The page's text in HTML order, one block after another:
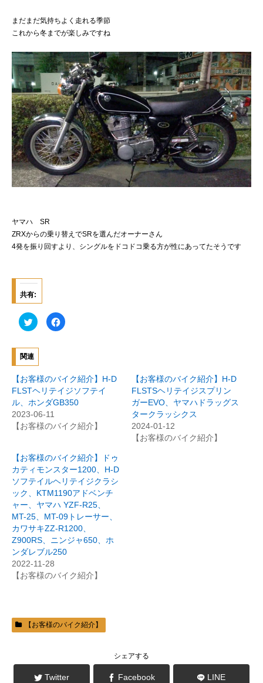
まだまだ気持ちよく走れる季節
これから冬までが楽しみですね
ヤマハ SR
ZRXからの乗り替えでSRを選んだオーナーさん
4発を振り回すより、シングルをドコドコ乗る方が性にあってたそうです
共有:
ク
リ
し
て
T
w
i
t
t
e
r
で
共
有
(
い
ウ
ィ
ン
ド
ウ
で
開
き
ま
す
)
F
a
で
共
有
す
る
ク
リ
し
て
く
だ
さ
い
(
新
し
い
ウ
ィ
ン
ド
ウ
き
ま
関連
【お客様のバイク紹介】H-D
FLSTヘリテイジソフテイ
ル、ホンダGB350
2023-06-11
【お客様のバイク紹介】
【お客様のバイク紹介】H-D
FLSTSヘリテイジスプリン
ガーEVO、ヤマハドラッグス
タークラッシクス
2024-01-12
【お客様のバイク紹介】
【お客様のバイク紹介】ドゥ
カティモンスター1200、H-D
ソフテイルヘリテイジクラシ
ック、KTM1190アドベンチ
ャー、ヤマハ YZF-R25、
MT-25、MT-09トレーサー、
カワサキZZ-R1200、
Z900RS、ニンジャ650、ホ
ンダレブル250
2022-11-28
【お客様のバイク紹介】
【お客様のバイク紹介】
シェアする
Twitter Facebook LINE